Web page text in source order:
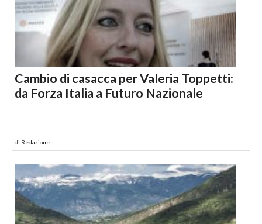
Cambio di casacca per Valeria Toppetti:
da Forza Italia a Futuro Nazionale
di Redazione